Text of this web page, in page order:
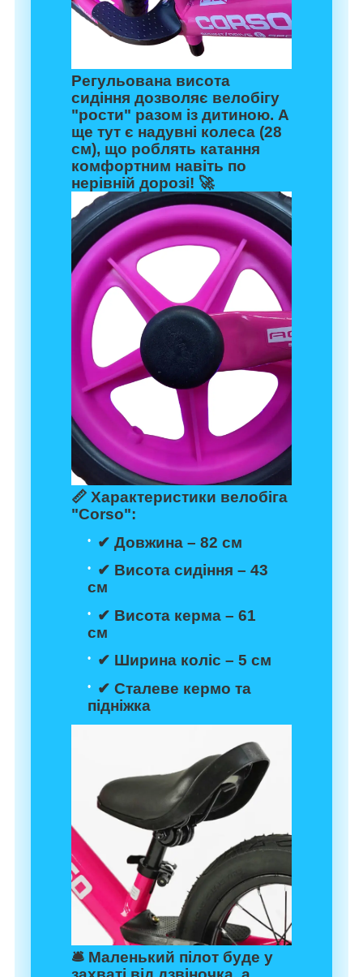
Регульована висота
сидіння дозволяє велобігу
"рости" разом із дитиною. А
ще тут є надувні колеса (28
см), що роблять катання
комфортним навіть по
нерівній дорозі! 🚀
📏 Характеристики велобіга
"Corso":
✔ Довжина – 82 см
✔ Висота сидіння – 43
см
✔ Висота керма – 61
см
✔ Ширина коліс – 5 см
✔ Сталеве кермо та
підніжка
🛎️ Маленький пілот буде у